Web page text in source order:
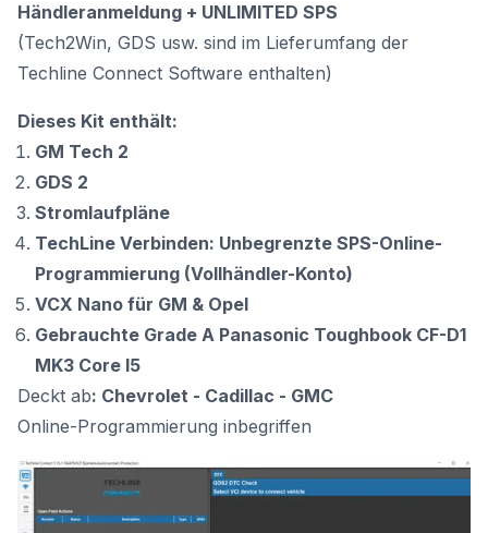
Händleranmeldung + UNLIMITED SPS
(Tech2Win, GDS usw. sind im Lieferumfang der
Techline Connect Software enthalten)
Dieses Kit enthält:
GM Tech 2
GDS 2
Stromlaufpläne
TechLine Verbinden: Unbegrenzte SPS-Online-
Programmierung (Vollhändler-Konto)
VCX Nano für GM & Opel
Gebrauchte Grade A Panasonic Toughbook CF-D1
MK3 Core I5
Deckt ab: Chevrolet - Cadillac - GMC
Online-Programmierung inbegriffen